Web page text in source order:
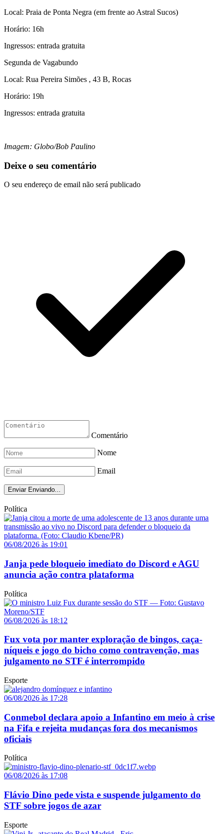
Local: Praia de Ponta Negra (em frente ao Astral Sucos)
Horário: 16h
Ingressos: entrada gratuita
Segunda de Vagabundo
Local: Rua Pereira Simões , 43 B, Rocas
Horário: 19h
Ingressos: entrada gratuita
Imagem: Globo/Bob Paulino
Deixe o seu comentário
O seu endereço de email não será publicado
Comentário
Nome
Email
Enviar Enviando...
Política
06/08/2026 às 19:01
Janja pede bloqueio imediato do Discord e AGU
anuncia ação contra plataforma
Política
06/08/2026 às 18:12
Fux vota por manter exploração de bingos, caça-
níqueis e jogo do bicho como contravenção, mas
julgamento no STF é interrompido
Esporte
06/08/2026 às 17:28
Conmebol declara apoio a Infantino em meio à crise
na Fifa e rejeita mudanças fora dos mecanismos
oficiais
Política
06/08/2026 às 17:08
Flávio Dino pede vista e suspende julgamento do
STF sobre jogos de azar
Esporte